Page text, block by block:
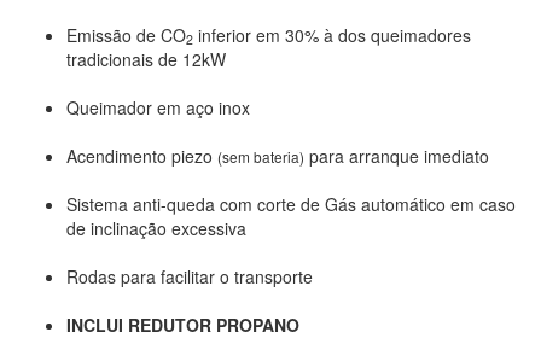
Emissão de CO2 inferior em 30% à dos queimadores
tradicionais de 12kW
Queimador em aço inox
Acendimento piezo (sem bateria) para arranque imediato
Sistema anti-queda com corte de Gás automático em caso
de inclinação excessiva
Rodas para facilitar o transporte
INCLUI REDUTOR PROPANO